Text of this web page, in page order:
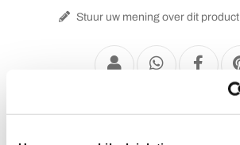
Stuur uw mening over dit product